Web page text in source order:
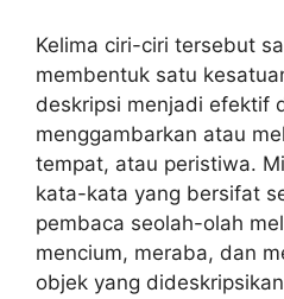
Kelima ciri-ciri tersebut
membentuk satu
deskripsi menjadi efektif
menggambarkan atau
tempat, atau peristiwa.
kata-kata yang bersifat
pembaca seolah-olah
mencium, meraba, dan
objek yang